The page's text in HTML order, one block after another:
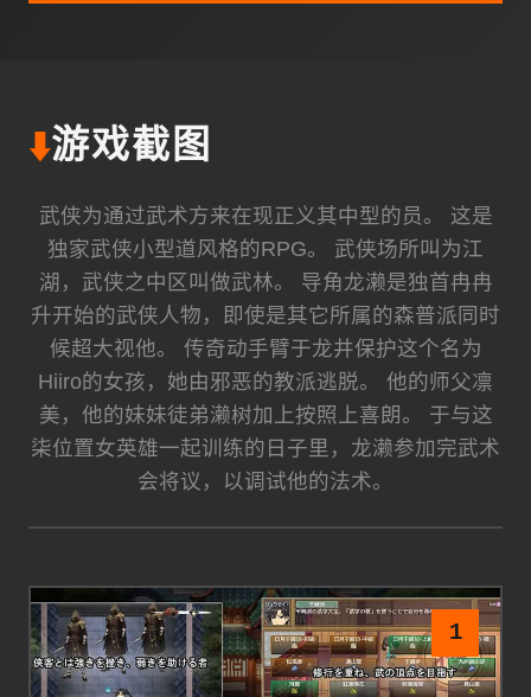
⬇️游戏截图
武侠为通过武术方来在现正义其中型的员。 这是
独家武侠小型道风格的RPG。 武侠场所叫为江
湖，武侠之中区叫做武林。 导角龙濑是独首冉冉
升开始的武侠人物，即使是其它所属的森普派同时
候超大视他。 传奇动手臂于龙井保护这个名为
Hiiro的女孩，她由邪恶的教派逃脱。 他的师父凛
美，他的妹妹徒弟濑树加上按照上喜朗。 于与这
柒位置女英雄一起训练的日子里，龙濑参加完武术
会将议，以调试他的法术。
1